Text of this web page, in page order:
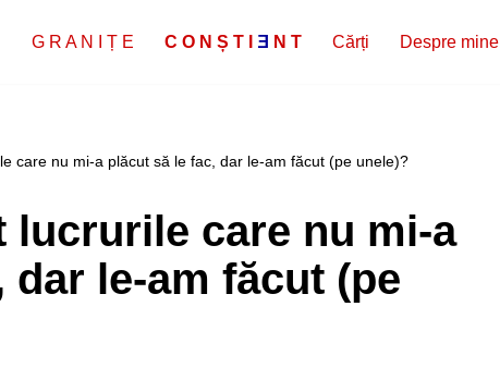
G R A N I Ț E C O N Ș T E N T Cărți Despre mine
care nu mi-a plăcut să le fac, dar le-am făcut (pe unele)?
lucrurile care nu mi-a
dar le-am făcut (pe